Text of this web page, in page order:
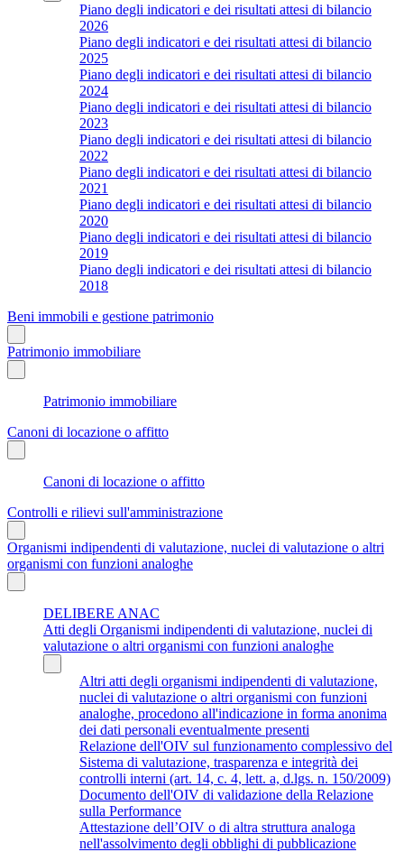
Piano degli indicatori e dei risultati attesi di bilancio
2026
Piano degli indicatori e dei risultati attesi di bilancio
2025
Piano degli indicatori e dei risultati attesi di bilancio
2024
Piano degli indicatori e dei risultati attesi di bilancio
2023
Piano degli indicatori e dei risultati attesi di bilancio
2022
Piano degli indicatori e dei risultati attesi di bilancio
2021
Piano degli indicatori e dei risultati attesi di bilancio
2020
Piano degli indicatori e dei risultati attesi di bilancio
2019
Piano degli indicatori e dei risultati attesi di bilancio
2018
Beni immobili e gestione patrimonio
Patrimonio immobiliare
Patrimonio immobiliare
Canoni di locazione o affitto
Canoni di locazione o affitto
Controlli e rilievi sull'amministrazione
Organismi indipendenti di valutazione, nuclei di valutazione o altri
organismi con funzioni analoghe
DELIBERE ANAC
Atti degli Organismi indipendenti di valutazione, nuclei di
valutazione o altri organismi con funzioni analoghe
Altri atti degli organismi indipendenti di valutazione,
nuclei di valutazione o altri organismi con funzioni
analoghe, procedono all'indicazione in forma anonima
dei dati personali eventualmente presenti
Relazione dell'OIV sul funzionamento complessivo del
Sistema di valutazione, trasparenza e integrità dei
controlli interni (art. 14, c. 4, lett. a, d.lgs. n. 150/2009)
Documento dell'OIV di validazione della Relazione
sulla Performance
Attestazione dell’OIV o di altra struttura analoga
nell'assolvimento degli obblighi di pubblicazione